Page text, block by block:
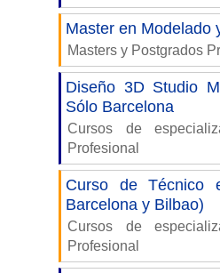
Master en Modelado
Masters y Postgrados
Diseño 3D Studio
Sólo Barcelona
Cursos de
Profesional
Curso de Técnico
Barcelona y Bilbao)
Cursos de
Profesional